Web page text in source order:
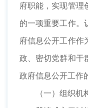
府职能，实现管理
的一项重要工作。
府信息公开工作作
政、密切党群和干
政府信息公开工作
（一）组织机